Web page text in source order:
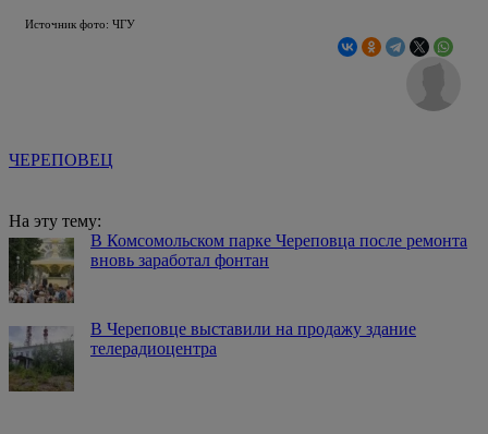
Источник фото: ЧГУ
ЧЕРЕПОВЕЦ
На эту тему:
В Комсомольском парке Череповца после ремонта
вновь заработал фонтан
В Череповце выставили на продажу здание
телерадиоцентра